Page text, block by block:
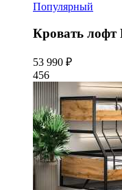
Популярный
Кровать лофт
53 990 ₽
456